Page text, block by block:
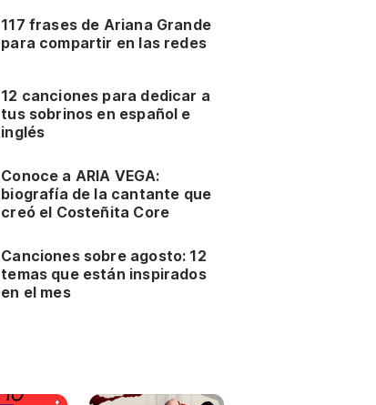
117 frases de Ariana Grande
para compartir en las redes
12 canciones para dedicar a
tus sobrinos en español e
inglés
Conoce a ARIA VEGA:
biografía de la cantante que
creó el Costeñita Core
Canciones sobre agosto: 12
temas que están inspirados
en el mes